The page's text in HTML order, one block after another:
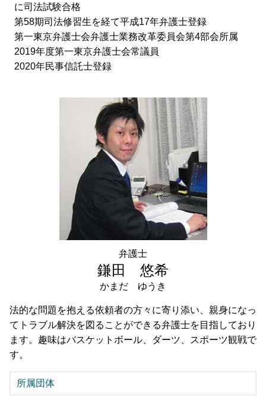
に司法試験合格
第58期司法修習生を経て平成17年弁護士登録
第一東京弁護士会弁護士業務改革委員会第4部会所属
2019年度第一東京弁護士会常議員
2020年民事信託士登録
法的な問題を抱える依頼者の方々に寄り添い、親身になっ
てトラブル解決を図ることができる弁護士を目指しており
ます。趣味はバスケットボール、ダーツ、スポーツ観戦で
す。
所属団体
弁護士
鎌田 悠希
かまだ ゆうき